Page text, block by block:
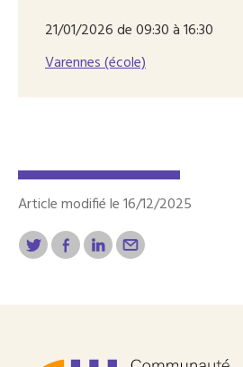
21/01/2026 de 09:30 à 16:30
Varennes (école)
Article modifié le 16/12/2025